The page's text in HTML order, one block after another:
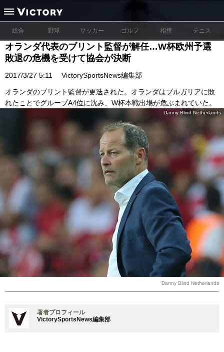
総合 野球 サッカー ゴルフ 相撲 テニス
オランダ代表のブリント監督が解任…W杯欧州予選
敗退の危機を受けて協会が決断
2017/3/27 5:11 VictorySportsNews編集部
オランダのブリント監督が更迭された。オランダはブルガリアに敗
れたことでグループA4位に沈み、W杯本戦出場が危ぶまれていた。
Danny Blind Netherlands
Danny Blind Netherlands
著者プロフィール
VictorySportsNews編集部